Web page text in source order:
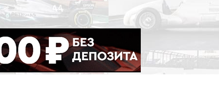
Формулы Е, Moto GP, DTM, IndyCar, NASCAR, WRC